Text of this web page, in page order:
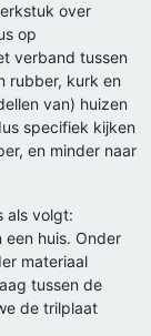
over
op
verband tussen
rubber, kurk en
van) huizen
specifiek kijken
en minder naar
als volgt:
een huis. Onder
materiaal
tussen de
de trilplaat